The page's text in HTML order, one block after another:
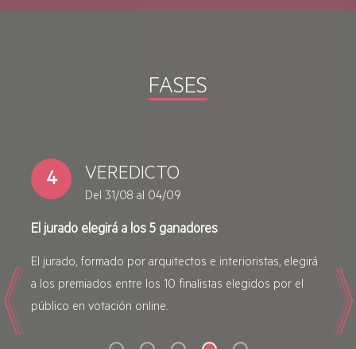
FASES
5 PREMIOS
Septiembre 2026
Entrega de premios en una gala final
Los ganadores recibirán grandes premios:
electrodomésticos premium AEG, cena para 2 personas
en estrella Michelin y un viaje a Estocolmo para 2
Previous